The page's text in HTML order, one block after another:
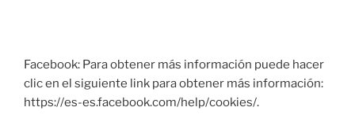
Facebook: Para obtener más información puede hacer
clic en el siguiente link para obtener más información:
https://es-es.facebook.com/help/cookies/.